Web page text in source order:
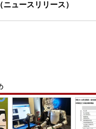
ュースリリース）